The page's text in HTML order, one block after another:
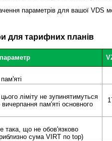
параметрів для вашої VDS
для тарифних планів
параметр
ліміту не зупинятимуться
вичерпання пам'яті основного
така, що не обов'язково
сума VIRT по top)